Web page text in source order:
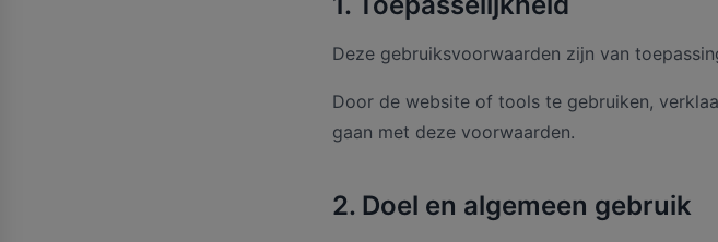
Deze gebruiksvoorwaarden zijn van
Door de website of tools te gebruiken,
gaan met deze voorwaarden.
2. Doel en algemeen gebruik